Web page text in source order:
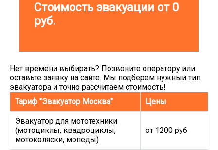
Стоимость эвакуации от 0
руб.
Нет времени выбирать? Позвоните оператору или
оставьте заявку на сайте. Мы подберем нужный тип
эвакуатора и точно рассчитаем стоимость!
Тариф "Эвакуатор Москва"
Цены
Эвакуатор для мототехники
(мотоциклы, квадроциклы,
мотоколяски, мопеды)
от 1200 руб